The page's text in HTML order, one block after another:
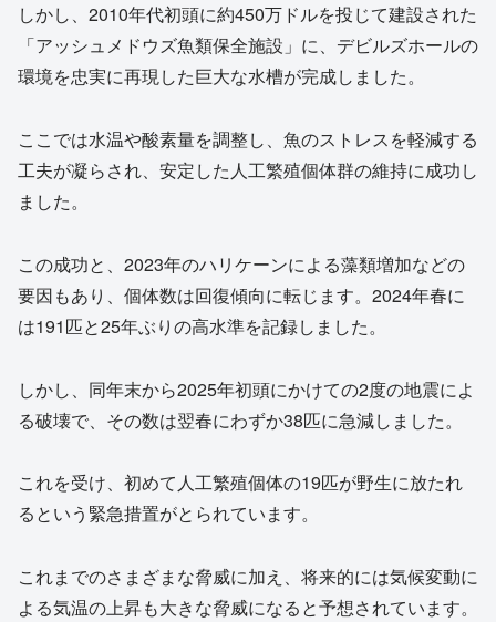
しかし、2010年代初頭に約450万ドルを投じて建設された
「アッシュメドウズ魚類保全施設」に、デビルズホールの
環境を忠実に再現した巨大な水槽が完成しました。
ここでは水温や酸素量を調整し、魚のストレスを軽減する
工夫が凝らされ、安定した人工繁殖個体群の維持に成功し
ました。
この成功と、2023年のハリケーンによる藻類増加などの
要因もあり、個体数は回復傾向に転じます。2024年春に
は191匹と25年ぶりの高水準を記録しました。
しかし、同年末から2025年初頭にかけての2度の地震によ
る破壊で、その数は翌春にわずか38匹に急減しました。
これを受け、初めて人工繁殖個体の19匹が野生に放たれ
るという緊急措置がとられています。
これまでのさまざまな脅威に加え、将来的には気候変動に
よる気温の上昇も大きな脅威になると予想されています。